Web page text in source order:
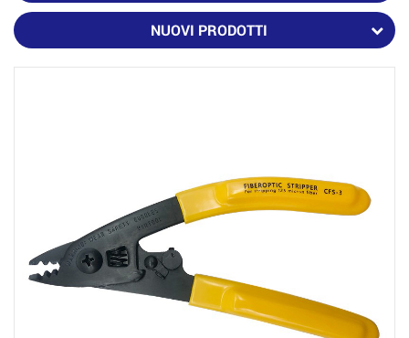
NUOVI PRODOTTI